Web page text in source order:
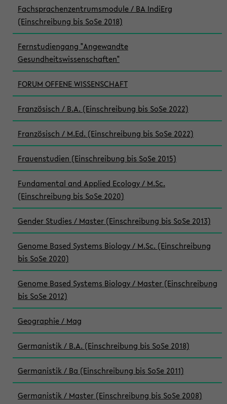
Fachsprachenzentrumsmodule / BA IndiErg
(Einschreibung bis SoSe 2018)
Fernstudiengang "Angewandte
Gesundheitswissenschaften"
FORUM OFFENE WISSENSCHAFT
Französisch / B.A. (Einschreibung bis SoSe 2022)
Französisch / M.Ed. (Einschreibung bis SoSe 2022)
Frauenstudien (Einschreibung bis SoSe 2015)
Fundamental and Applied Ecology / M.Sc.
(Einschreibung bis SoSe 2020)
Gender Studies / Master (Einschreibung bis SoSe 2013)
Genome Based Systems Biology / M.Sc. (Einschreibung
bis SoSe 2020)
Genome Based Systems Biology / Master (Einschreibung
bis SoSe 2012)
Geographie / Mag
Germanistik / B.A. (Einschreibung bis SoSe 2018)
Germanistik / Ba (Einschreibung bis SoSe 2011)
Germanistik / Master (Einschreibung bis SoSe 2008)